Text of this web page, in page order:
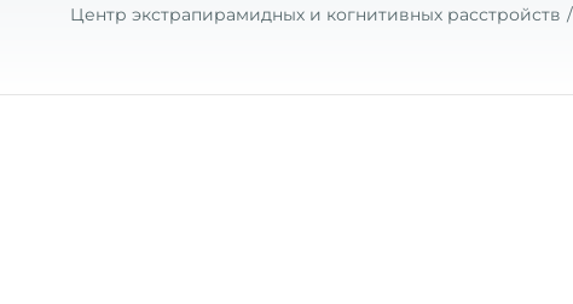
Центр экстрапирамидных и когнитивных расстройств